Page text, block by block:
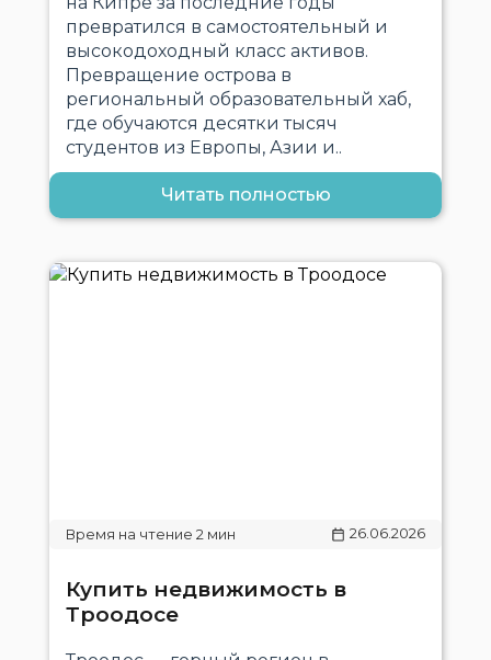
превратился в самостоятельный и
высокодоходный класс активов.
Превращение острова в
региональный образовательный хаб,
где обучаются десятки тысяч
студентов из Европы, Азии и..
Читать полностью
26.06.2026
Купить недвижимость в
Троодосе